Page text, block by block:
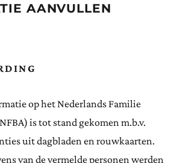
AANVULLEN
op het Nederlands Familie
is tot stand gekomen m.b.v.
uit dagbladen en rouwkaarten.
van de vermelde personen werden